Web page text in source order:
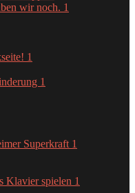
wir noch. 1
1
1
Superkraft 1
Klavier spielen 1